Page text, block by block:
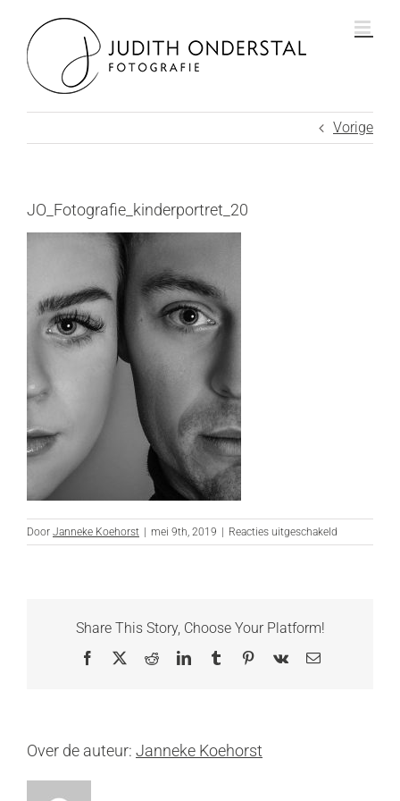
inhoud
Vorige
JO_Fotografie_kinderportret_20
Door Janneke Koehorst mei 9th, 2019 Reacties uitgeschakeld
Share This Story, Choose Your Platform!
Facebook
X RedditLinkedInTumblrPinterest
Vk
E-
Over de auteur: Janneke Koehorst